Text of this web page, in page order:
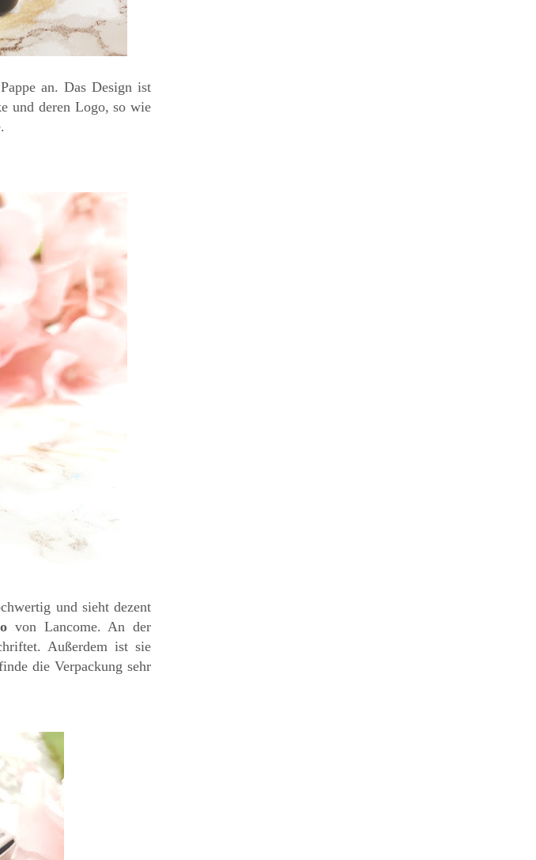
an. Das Design ist
und deren Logo, so wie
und sieht dezent
von Lancome. An der
Außerdem ist sie
die Verpackung sehr